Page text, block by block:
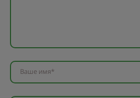
Ваше имя*